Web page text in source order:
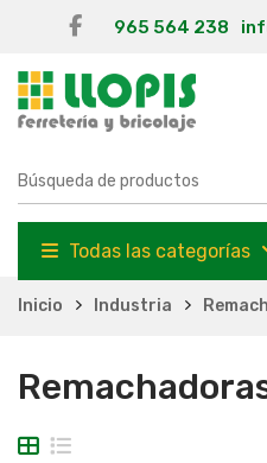
965 564 238
Todas las categorías
Inicio Industria